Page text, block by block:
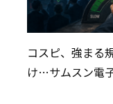
コスピ、強まる
け…サムスン電